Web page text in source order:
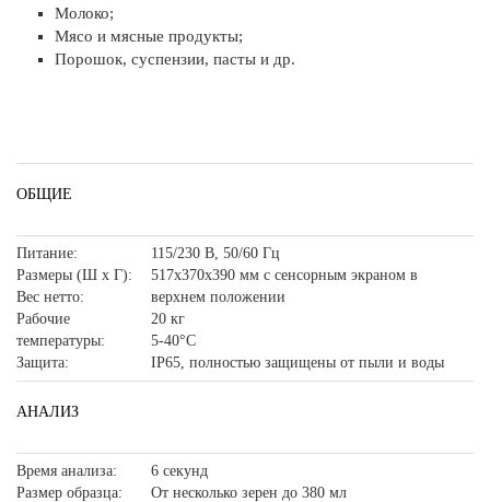
Молоко;
Мясо и мясные продукты;
Порошок, суспензии, пасты и др.
ОБЩИЕ
Питание:
Размеры (Ш x Г):
Вес нетто:
Рабочие
температуры:
Защита:
115/230 В, 50/60 Гц
517x370x390 мм с сенсорным экраном в
верхнем положении
20 кг
5-40°C
IP65, полностью защищены от пыли и воды
АНАЛИЗ
Время анализа:
Размер образца:
6 секунд
От несколько зерен до 380 мл